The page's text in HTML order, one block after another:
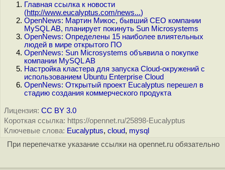
Главная ссылка к новости
(http://www.eucalyptus.com/news...)
OpenNews: Мартин Микос, бывший CEO компании
MySQL AB, планирует покинуть Sun Microsystems
OpenNews: Определены 15 наиболее влиятельных
людей в мире открытого ПО
OpenNews: Sun Microsystems объявила о покупке
компании MySQL AB
Настройка кластера для запуска Cloud-окружений с
использованием Ubuntu Enterprise Cloud
OpenNews: Открытый проект Eucalyptus перешел в
стадию создания коммерческого продукта
Лицензия: CC BY 3.0
Короткая ссылка: https://opennet.ru/25898-Eucalyptus
Ключевые слова: Eucalyptus, cloud, mysql
При перепечатке указание ссылки на opennet.ru обязательно